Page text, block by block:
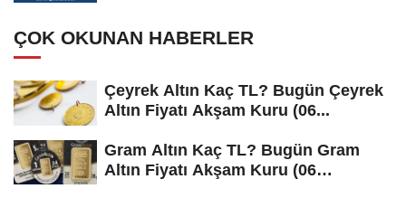
ÇOK OKUNAN HABERLER
Çeyrek Altın Kaç TL? Bugün Çeyrek
Altın Fiyatı Akşam Kuru (06...
Gram Altın Kaç TL? Bugün Gram
Altın Fiyatı Akşam Kuru (06